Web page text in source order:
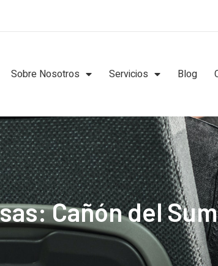
Sobre Nosotros Servicios Blog
Cañón del